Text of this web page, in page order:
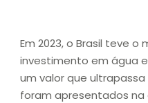
Em 2023, o Brasil teve o
investimento em água
um valor que ultrapassa
foram apresentados